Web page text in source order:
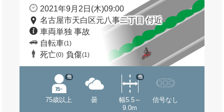
2021年9月2日(木)09:00
名古屋市天白区元八事二丁目 付近
車両単独 事故
自転車(1)
死亡(0) 負傷(1)
75歳以上
他
曇
幅5.5～
9.0m
他
信号なし